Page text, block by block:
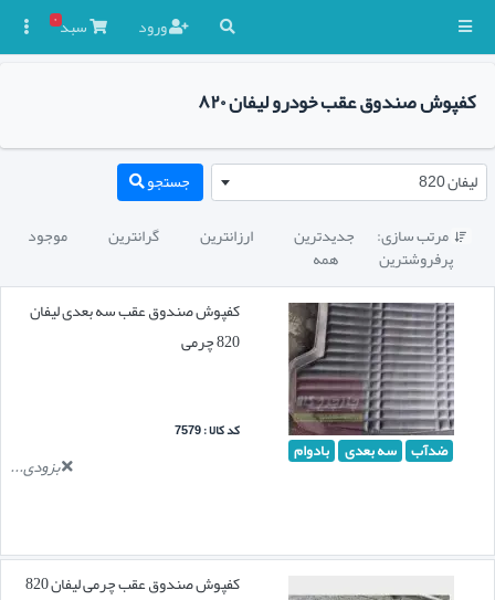
ورود سبد۰
کفپوش صندوق عقب خودرو لیفان ۸۲۰
لیفان 820 جستجو
 مرتب سازی: جدیدترین ارزانترین گرانترین موجود
پرفروشترین همه
ضدآب سه بعدی بادوام
کفپوش صندوق عقب سه بعدی لیفان
820 چرمی
کد کالا : 7579
بزودی...
کفپوش صندوق عقب چرمی لیفان 820